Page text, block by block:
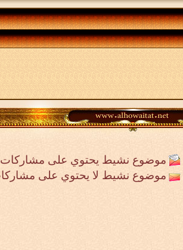
موضوع نشيط يحتوي على مشاركات
موضوع نشيط لا يحتوي على